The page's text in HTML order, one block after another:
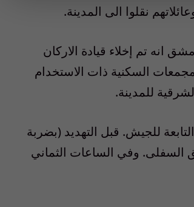
نقلوا الى المدينة.
انه تم إخلاء قيادة الاركان
السكنية ذات الاستخدام
للمدينة.
للجيش. قبل التهديد (بضربة
السفلى. وفي الساعات الثماني